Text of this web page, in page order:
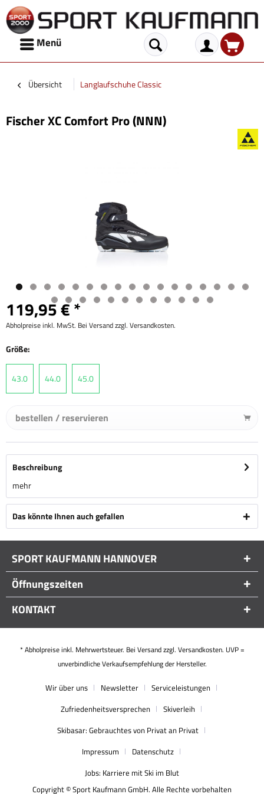
Menü
Übersicht Langlaufschuhe Classic
Fischer XC Comfort Pro (NNN)
119,95 € *
Abholpreise inkl. MwSt. Bei Versand zzgl. Versandkosten.
Größe:
43.0 44.0 45.0
bestellen / reservieren
Beschreibung
mehr
Das könnte Ihnen auch gefallen
SPORT KAUFMANN HANNOVER
Öffnungszeiten
KONTAKT
* Abholpreise inkl. Mehrwertsteuer. Bei Versand zzgl. Versandkosten. UVP =
unverbindliche Verkaufsempfehlung der Hersteller.
Wir über uns Newsletter
Serviceleistungen
Zufriedenheitsversprechen
Skiverleih
Skibasar: Gebrauchtes von Privat an Privat
Impressum
Datenschutz
Jobs: Karriere mit Ski im Blut
Copyright © Sport Kaufmann GmbH. Alle Rechte vorbehalten